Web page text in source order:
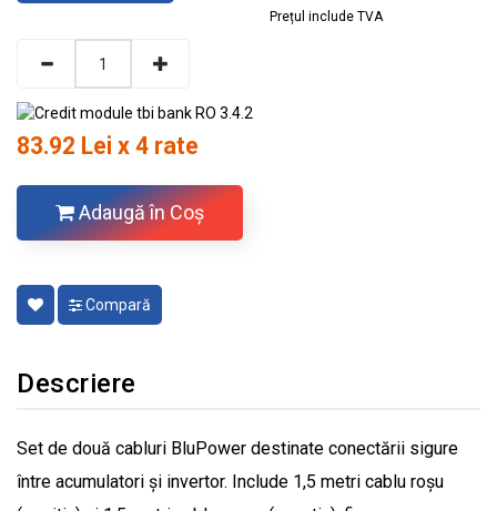
Prețul include TVA
83.92 Lei x 4 rate
Adaugă în Coş
Compară
Descriere
Set de două cabluri BluPower destinate conectării sigure
între acumulatori și invertor. Include 1,5 metri cablu roșu